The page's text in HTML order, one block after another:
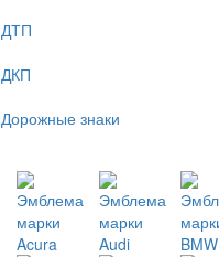
ДТП
ДКП
Дорожные знаки